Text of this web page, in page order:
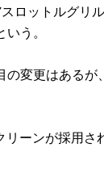
ロットルグリ
う。
変更はある
ーンが採用